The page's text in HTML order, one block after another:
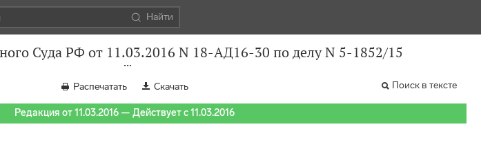
Найти
Суда РФ от 11.03.2016 N 18-АД16-30 по делу N 5-1852/15
Распечатать Скачать Поиск в тексте
Редакция от 11.03.2016 — Действует с 11.03.2016